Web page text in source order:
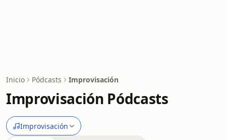
Inicio Pódcasts Improvisación
Improvisación Pódcasts
Improvisación